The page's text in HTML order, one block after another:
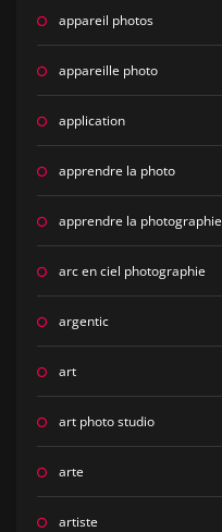
appareil photos
appareille photo
application
apprendre la photo
apprendre la photographie
arc en ciel photographie
argentic
art
art photo studio
arte
artiste